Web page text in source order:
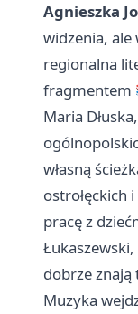
Agnieszka
widzenia, ale
regionalna
fragmentem
Maria
własną
ostrołęckich
pracę z
dobrze
Muzyka